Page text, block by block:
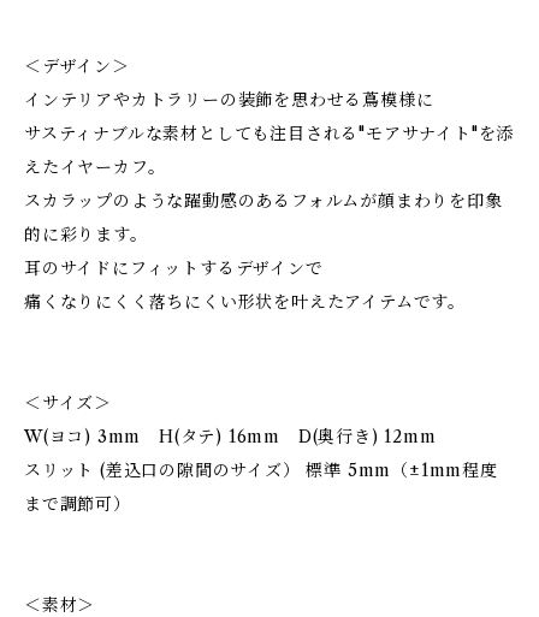
＜デザイン＞
インテリアやカトラリーの装飾を思わせる蔦模様に
サスティナブルな素材としても注目される"モアサナイト"を添
えたイヤーカフ。
スカラップのような躍動感のあるフォルムが顔まわりを印象
的に彩ります。
耳のサイドにフィットするデザインで
痛くなりにくく落ちにくい形状を叶えたアイテムです。
＜サイズ＞
W(ヨコ) 3mm H(タテ) 16mm D(奥行き) 12mm
スリット (差込口の隙間のサイズ） 標準 5mm（±1mm程度
まで調節可）
＜素材＞